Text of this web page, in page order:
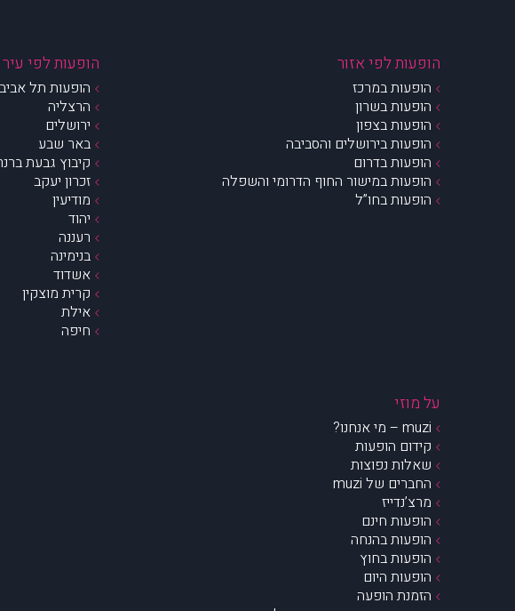
הופעות לפי אזור
הופעות במרכז
הופעות בשרון
הופעות בצפון
הופעות בירושלים והסביבה
הופעות בדרום
הופעות במישור החוף הדרומי והשפלה
הופעות בחו”ל
הופעות לפי עיר
הופעות תל
הרצליה
ירושלים
באר שבע
קיבוץ גבעת
זכרון יעקב
מודיעין
יהוד
רעננה
בנימינה
אשדוד
קרית מוצקין
אילת
חיפה
על מוזי
muzi – מי אנחנו?
קידום הופעות
שאלות נפוצות
החברים של muzi
מרצ’נדייז
הופעות חינם
הופעות בהנחה
הופעות בחוץ
הופעות היום
הזמנת הופעה